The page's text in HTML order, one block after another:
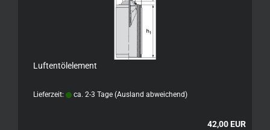
Luftentölelement
Lieferzeit: ca. 2-3 Tage (Ausland abweichend)
42,00 EUR